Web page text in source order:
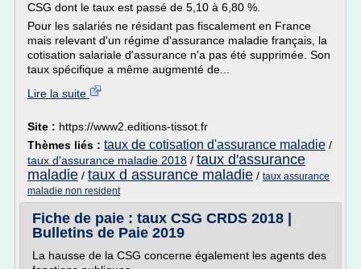
CSG dont le taux est passé de 5,10 à 6,80 %.
Pour les salariés ne résidant pas fiscalement en France
mais relevant d'un régime d'assurance maladie français, la
cotisation salariale d'assurance n'a pas été supprimée. Son
taux spécifique a même augmenté de...
Lire la suite
Site : https://www2.editions-tissot.fr
Thèmes liés : taux de cotisation d'assurance maladie /
taux d'assurance maladie 2018 / taux d'assurance
maladie / taux d assurance maladie / taux assurance
maladie non resident
Fiche de paie : taux CSG CRDS 2018 |
Bulletins de Paie 2019
La hausse de la CSG concerne également les agents des